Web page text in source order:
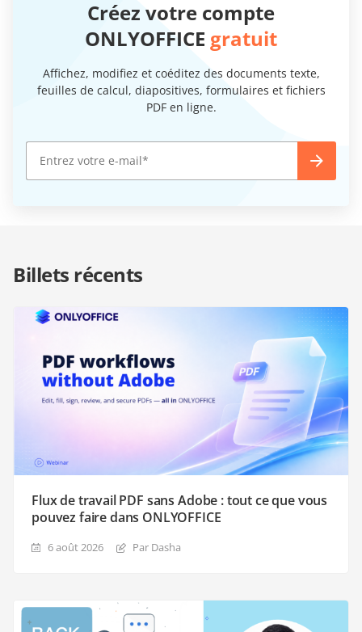
Créez votre compte
ONLYOFFICE gratuit
Affichez, modifiez et coéditez des documents texte,
feuilles de calcul, diapositives, formulaires et fichiers
PDF en ligne.
Billets récents
Flux de travail PDF sans Adobe : tout ce que vous
pouvez faire dans ONLYOFFICE
6 août 2026 Par Dasha